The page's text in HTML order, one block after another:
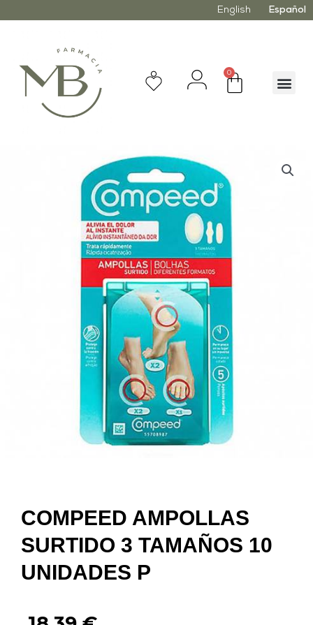
English Español
0
COMPEED AMPOLLAS
SURTIDO 3 TAMAÑOS 10
UNIDADES P